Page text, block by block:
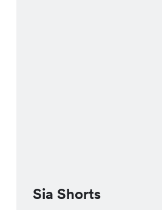
Sia Shorts